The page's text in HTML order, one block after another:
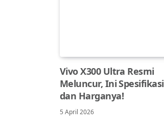
Vivo X300 Ultra Resmi
Meluncur, Ini Spesifikasi
dan Harganya!
5 April 2026